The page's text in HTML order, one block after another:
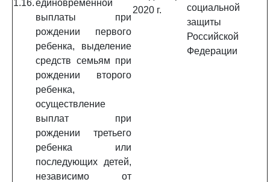
1.16.единовременной
выплаты при
рождении первого
ребенка, выделение
средств семьям при
рождении второго
ребенка,
осуществление
выплат при
рождении третьего
ребенка или
последующих детей,
независимо от
2020 г.
социальной
защиты
Российской
Федерации